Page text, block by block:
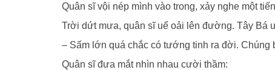
Quân sĩ vội nép mình vào trong, xảy nghe một
Trời dứt mưa, quân sĩ uể oải lên đường. Tây Bá
– Sấm lớn quá chắc có tướng tinh ra đời. Chúng
Quân sĩ đưa mắt nhìn nhau cười thầm: